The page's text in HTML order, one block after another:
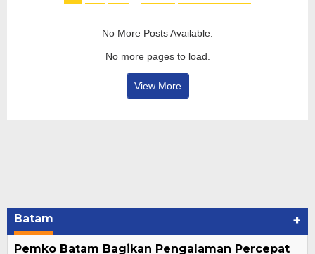
No More Posts Available.
No more pages to load.
View More
Batam +
Pemko Batam Bagikan Pengalaman Percepat